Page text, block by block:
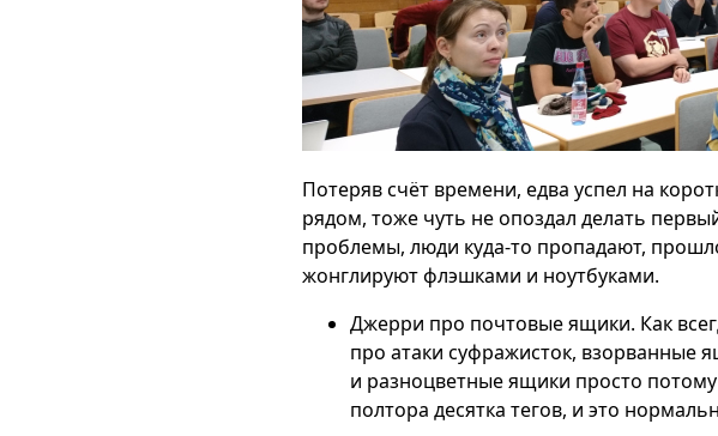
Потеряв счёт времени, едва успел на
рядом, тоже чуть не опоздал делать
проблемы, люди куда-то пропадают,
жонглируют флэшками и ноутбуками.
Джерри про почтовые ящики. Как
про атаки суфражисток, взорванные
и разноцветные ящики просто
полтора десятка тегов, и это